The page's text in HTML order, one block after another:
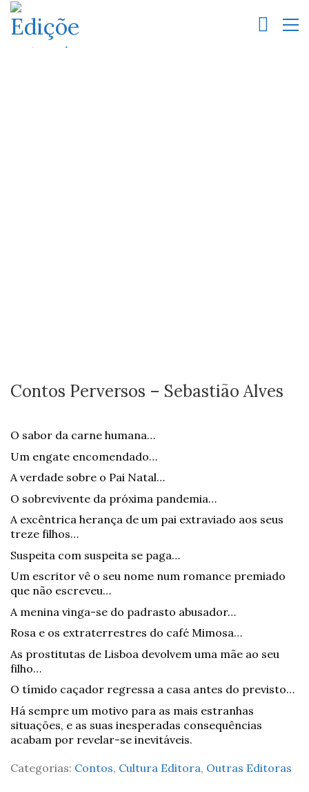
Contos Perversos – Sebastião Alves
O sabor da carne humana…
Um engate encomendado…
A verdade sobre o Pai Natal…
O sobrevivente da próxima pandemia…
A excêntrica herança de um pai extraviado aos seus
treze filhos…
Suspeita com suspeita se paga…
Um escritor vê o seu nome num romance premiado
que não escreveu…
A menina vinga-se do padrasto abusador…
Rosa e os extraterrestres do café Mimosa…
As prostitutas de Lisboa devolvem uma mãe ao seu
filho…
O tímido caçador regressa a casa antes do previsto…
Há sempre um motivo para as mais estranhas
situações, e as suas inesperadas consequências
acabam por revelar-se inevitáveis.
Categorias: Contos, Cultura Editora, Outras Editoras